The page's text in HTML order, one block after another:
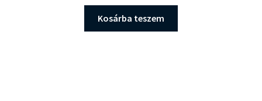
Kosárba teszem